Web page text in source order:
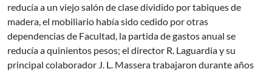
reducía a un viejo salón de clase dividido por tabiques de
madera, el mobiliario había sido cedido por otras
dependencias de Facultad, la partida de gastos anual se
reducía a quinientos pesos; el director R. Laguardia y su
principal colaborador J. L. Massera trabajaron durante años